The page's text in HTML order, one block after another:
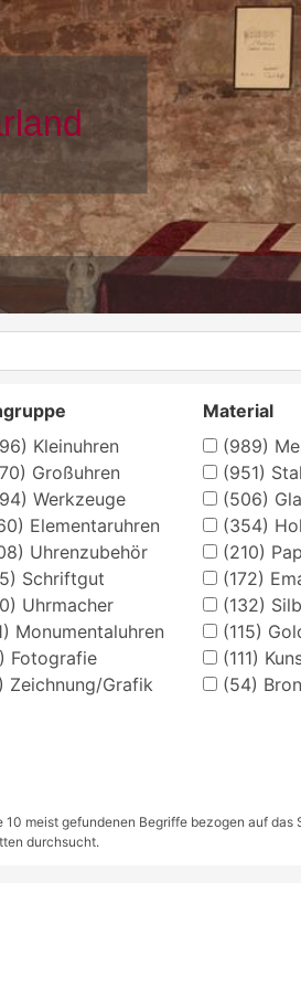
Kleinuhren
Großuhren
Werkzeuge
Elementaruhren
Uhrenzubehör
Schriftgut
Uhrmacher
Monumentaluhren
Fotografie
Zeichnung/Grafik
Material
(989)
(951)
(506)
(354)
(210)
(172)
(132)
(115)
(111)
(54)
meist gefundenen Begriffe bezogen auf
durchsucht.